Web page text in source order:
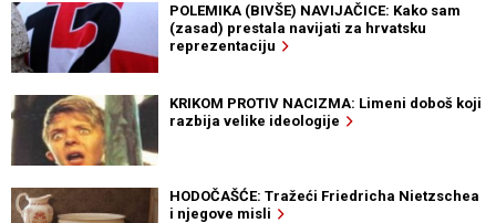
POLEMIKA (BIVŠE) NAVIJAČICE: Kako sam
(zasad) prestala navijati za hrvatsku
reprezentaciju
KRIKOM PROTIV NACIZMA: Limeni doboš koji
razbija velike ideologije
HODOČAŠĆE: Tražeći Friedricha Nietzschea
i njegove misli